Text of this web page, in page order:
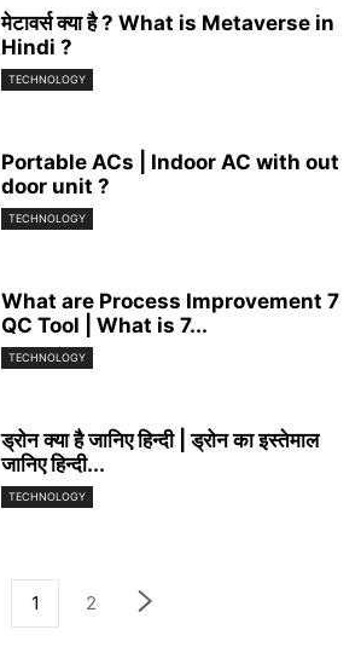
मेटावर्स क्या है ? What is Metaverse in
Hindi ?
TECHNOLOGY
Portable ACs | Indoor AC with out
door unit ?
TECHNOLOGY
What are Process Improvement 7
QC Tool | What is 7...
TECHNOLOGY
ड्रोन क्या है जानिए हिन्दी | ड्रोन का इस्तेमाल
जानिए हिन्दी...
TECHNOLOGY
1 2